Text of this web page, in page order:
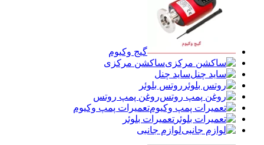
گیج وکیوم
ساکشن مرکزی
ساید چنل
روتس بلوئر
روغن پمپ روتس
تعمیرات پمپ وکیوم
تعمیرات بلوئر
لوازم جانبی